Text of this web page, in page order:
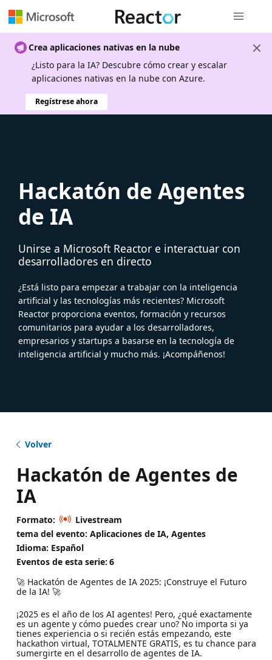
Crea aplicaciones nativas en la nube
¿Listo para la IA? Descubre cómo crear y escalar
aplicaciones nativas en la nube con Azure.
Regístrese ahora
Hackatón de Agentes
de IA
Unirse a Microsoft Reactor e interactuar con
desarrolladores en directo
¿Está listo para empezar a trabajar con la inteligencia
artificial y las tecnologías más recientes? Microsoft
Reactor proporciona eventos, formación y recursos
comunitarios para ayudar a los desarrolladores,
empresarios y startups a basarse en la tecnología de
inteligencia artificial y mucho más. ¡Acompáñenos!
Volver
Hackatón de Agentes de
IA
Formato:
Livestream
tema del evento: Aplicaciones de IA, Agentes
Idioma: Español
Eventos de esta serie: 6
🚀 Hackatón de Agentes de IA 2025: ¡Construye el Futuro
de la IA! 🚀
¡2025 es el año de los AI agentes! Pero, ¿qué exactamente
es un agente y cómo puedes crear uno? No importa si ya
tienes experiencia o si recién estás empezando, este
hackathon virtual, TOTALMENTE GRATIS, es tu chance para
sumergirte en el desarrollo de agentes de IA.